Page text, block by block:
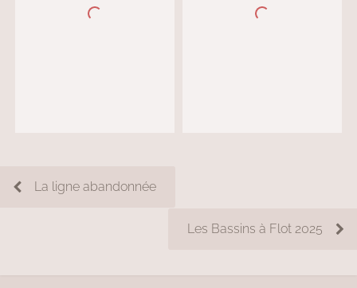
La ligne abandonnée
Les Bassins à Flot 2025